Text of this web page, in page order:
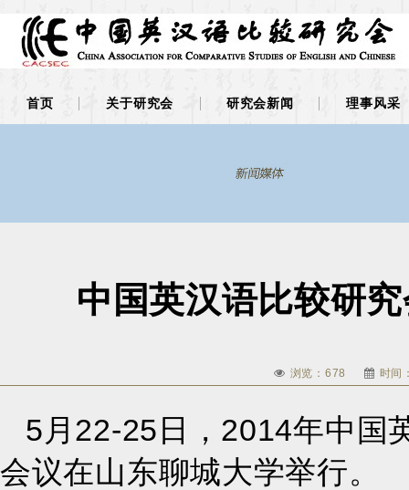
首页 关于研究会 研究会新闻 理事风采
中国英汉语比较研
浏览： 678 时间
5月22-25日，2014年中国
会议在山东聊城大学举行。